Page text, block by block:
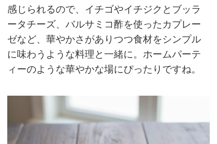
感じられるので、イチゴやイチジクとブッラ
ータチーズ、バルサミコ酢を使ったカプレー
ゼなど、華やかさがありつつ食材をシンプル
に味わうような料理と一緒に。ホームパーテ
ィーのような華やかな場にぴったりですね。